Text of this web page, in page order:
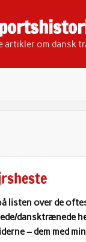
artikler om dansk
listen over de
dansktrænede
– dem med